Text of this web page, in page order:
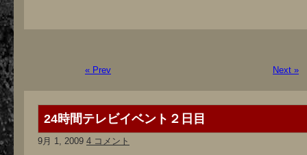
« Prev Next »
24時間テレビイベント２日目
9月 1, 2009 4 コメント